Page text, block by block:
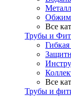
Все
Трубы и
Все
Трубы и